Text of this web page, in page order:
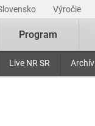
Výročie
Live NR SR Archív
Program